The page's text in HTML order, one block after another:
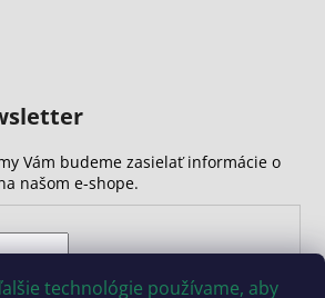
technológie používame, aby
Vám budeme zasielať informácie o
našom e-shope.